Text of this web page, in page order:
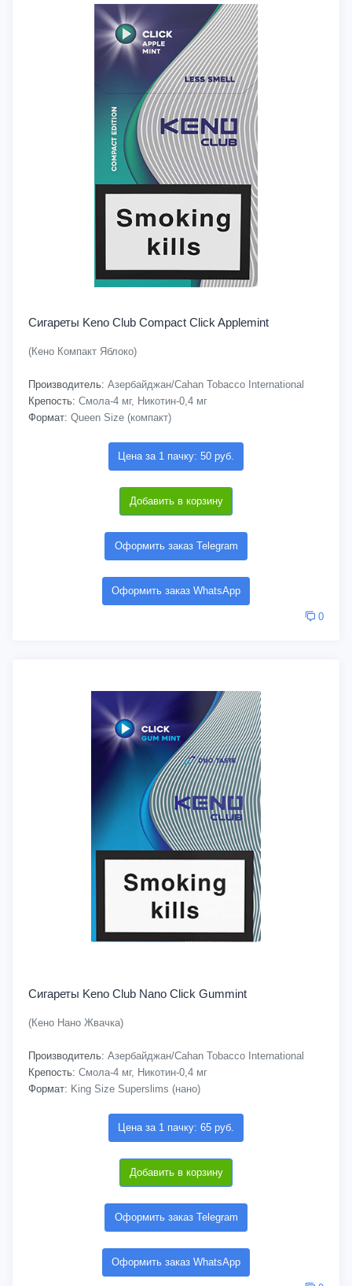
Сигареты Keno Club Compact Click Applemint
(Кено Компакт Яблоко)
Производитель: Азербайджан/Cahan Tobacco International
Крепость: Смола-4 мг, Никотин-0,4 мг
Формат: Queen Size (компакт)
Цена за 1 пачку: 50 руб.
Добавить в корзину
Оформить заказ Telegram
Оформить заказ WhatsApp
0
Сигареты Keno Club Nano Click Gummint
(Кено Нано Жвачка)
Производитель: Азербайджан/Cahan Tobacco International
Крепость: Смола-4 мг, Никотин-0,4 мг
Формат: King Size Superslims (нано)
Цена за 1 пачку: 65 руб.
Добавить в корзину
Оформить заказ Telegram
Оформить заказ WhatsApp